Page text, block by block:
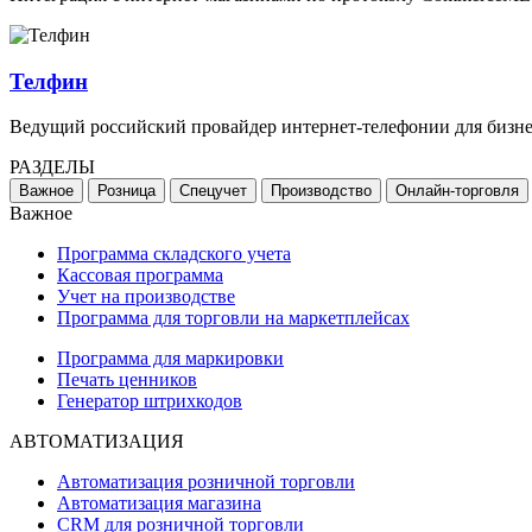
Телфин
Ведущий российский провайдер интернет-телефонии для
РАЗДЕЛЫ
Важное Розница Спецучет Производство Онлайн-торговля
Важное
Программа складского учета
Кассовая программа
Учет на производстве
Программа для торговли на маркетплейсах
Программа для маркировки
Печать ценников
Генератор штрихкодов
АВТОМАТИЗАЦИЯ
Автоматизация розничной торговли
Автоматизация магазина
CRM для розничной торговли